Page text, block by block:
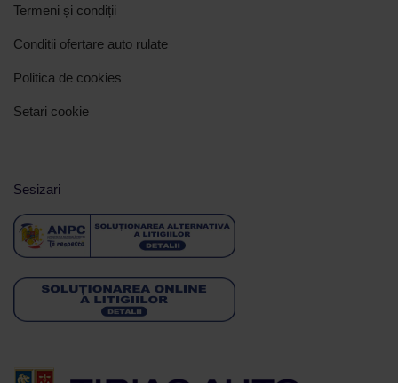
Termeni și condiții
Conditii ofertare auto rulate
Politica de cookies
Setari cookie
Sesizari